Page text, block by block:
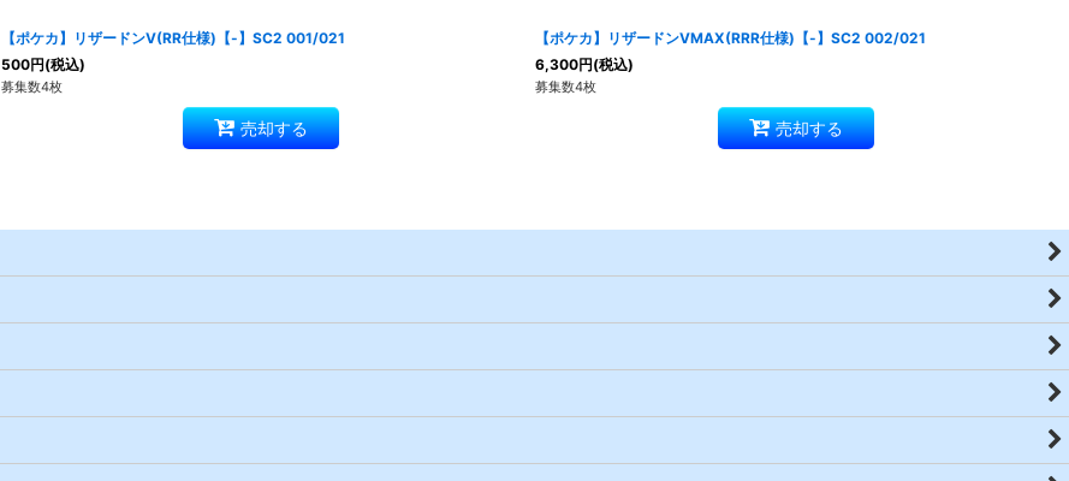
【ポケカ】リザードンV(RR仕様)【-】SC2 001/021
500円(税込)
募集数4枚
売却する
【ポケカ】リザードンVMAX(RRR仕様)【-】SC2 002/021
6,300円(税込)
募集数4枚
売却する